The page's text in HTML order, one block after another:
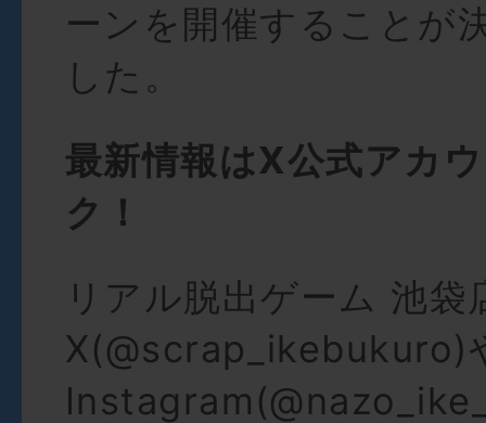
ーンを開催することが
した。
最新情報はX公式アカ
ク！
リアル脱出ゲーム 池袋
X(@scrap_ikebukuro)